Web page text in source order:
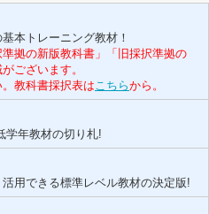
本トレーニング教材！
拠の新版教科書」「旧採択準拠の
ございます。
教科書採択表は こちらから。
学年教材の切り札!
用できる標準レベル教材の決定版!